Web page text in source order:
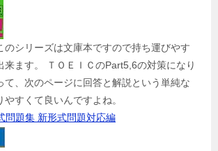
のシリーズは文庫本ですので持ち運びやす
来ます。 ＴＯＥＩＣのPart5,6の対策になり
て、次のページに回答と解説という単純な
すくて良いんですよね。
問題集 新形式問題対応編